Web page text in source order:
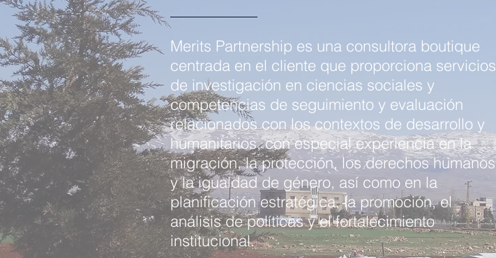
Merits Partnership es una consultora boutique
centrada en el cliente que proporciona servicios
de investigación en ciencias sociales y
competencias de seguimiento y evaluación
relacionados con los contextos de desarrollo y
humanitarios, con especial experiencia en la
migración, la protección, los derechos humanos
y la igualdad de género, así como en la
planificación estratégica, la promoción, el
análisis de políticas y el fortalecimiento
institucional.